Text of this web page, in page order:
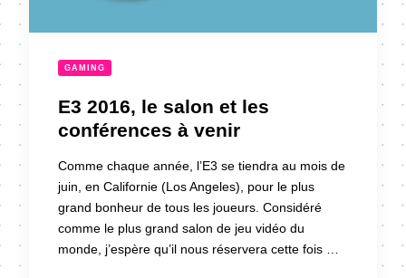
GAMING
E3 2016, le salon et les
conférences à venir
Comme chaque année, l’E3 se tiendra au mois de
juin, en Californie (Los Angeles), pour le plus
grand bonheur de tous les joueurs. Considéré
comme le plus grand salon de jeu vidéo du
monde, j’espère qu’il nous réservera cette fois …